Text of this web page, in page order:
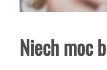
Niech moc